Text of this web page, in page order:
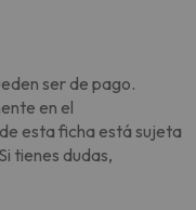
ser de pago.
en el
esta ficha está sujeta
tienes dudas,